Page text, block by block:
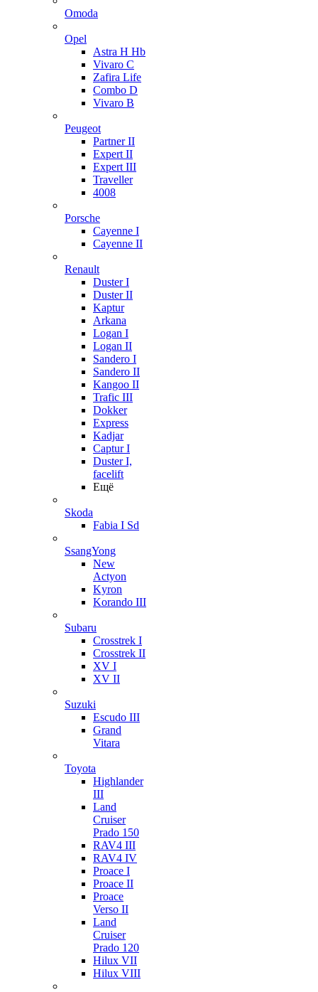
Omoda
Opel
Astra H Hb
Vivaro C
Zafira Life
Combo D
Vivaro B
Peugeot
Partner II
Expert II
Expert III
Traveller
4008
Porsche
Cayenne I
Cayenne II
Renault
Duster I
Duster II
Kaptur
Arkana
Logan I
Logan II
Sandero I
Sandero II
Kangoo II
Trafic III
Dokker
Express
Kadjar
Captur I
Duster I,
facelift
Ещё
Skoda
Fabia I Sd
SsangYong
New
Actyon
Kyron
Korando III
Subaru
Crosstrek I
Crosstrek II
XV I
XV II
Suzuki
Escudo III
Grand
Vitara
Toyota
Highlander
III
Land
Cruiser
Prado 150
RAV4 III
RAV4 IV
Proace I
Proace II
Proace
Verso II
Land
Cruiser
Prado 120
Hilux VII
Hilux VIII